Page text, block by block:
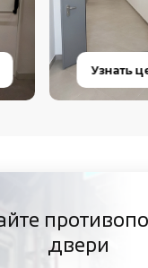
Узнать
двери